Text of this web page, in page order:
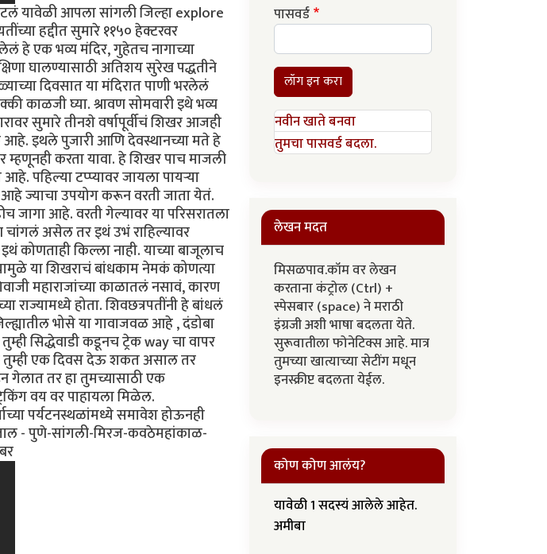
यावेळी आपला सांगली जिल्हा explore
हद्दीत सुमारे ११५० हेक्टरवर
हे एक भव्य मंदिर, गुहेतच नागाच्या
घालण्यासाठी अतिशय सुरेख पद्धतीने
दिवसात या मंदिरात पाणी भरलेलं
काळजी घ्या. श्रावण सोमवारी इथे भव्य
सुमारे तीनशे वर्षापूर्वीचं शिखर आजही
आहे. इथले पुजारी आणि देवस्थानच्या मते हे
म्हणूनही करता यावा. हे शिखर पाच माजली
पहिल्या टप्प्यावर जायला पायऱ्या
ज्याचा उपयोग करून वरती जाता येतं.
जागा आहे. वरती गेल्यावर या परिसरातला
चांगलं असेल तर इथं उभं राहिल्यावर
कोणताही किल्ला नाही. याच्या बाजूलाच
या शिखराचं बांधकाम नेमकं कोणत्या
महाराजांच्या काळातलं नसावं, कारण
होता. शिवछत्रपतींनी हे बांधलं
भोसे या गावाजवळ आहे , दंडोबा
सिद्धेवाडी कडूनच ट्रेक way चा वापर
तुम्ही एक दिवस देऊ शकत असाल तर
गेलात तर हा तुमच्यासाठी एक
वय वर पाहायला मिळेल.
पर्यटनस्थळांमध्ये समावेश होऊनही
- पुणे-सांगली-मिरज-कवठेमहांकाळ-
पासवर्ड
लॉग इन करा
नवीन खाते बनवा
तुमचा पासवर्ड बदला.
लेखन मदत
मिसळपाव.कॉम वर लेखन
करताना कंट्रोल (Ctrl) +
स्पेसबार (space) ने मराठी
इंग्रजी अशी भाषा बदलता येते.
सुरूवातीला फोनेटिक्स आहे. मात्र
तुमच्या खात्याच्या सेटींग मधून
इनस्क्रीप्ट बदलता येईल.
कोण कोण आलंय?
यावेळी 1 सदस्यं आलेले आहेत.
अमीबा